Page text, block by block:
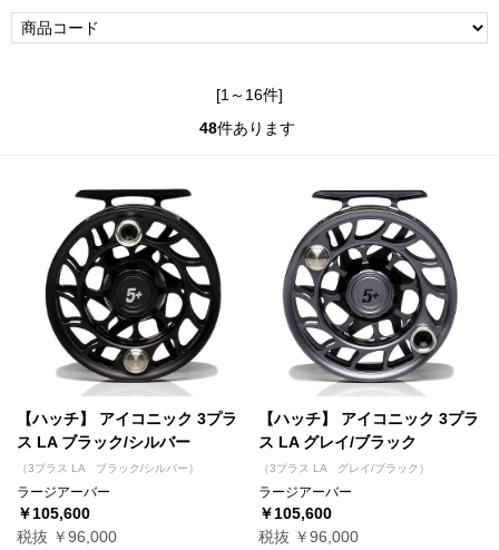
[1～16件]
48件あります
【ハッチ】 アイコニック 3プラ
ス LA ブラック/シルバー
（3プラス LA ブラック/シルバー）
ラージアーバー
￥105,600
税抜 ￥96,000
【ハッチ】 アイコニック 3プラ
ス LA グレイ/ブラック
（3プラス LA グレイ/ブラック）
ラージアーバー
￥105,600
税抜 ￥96,000